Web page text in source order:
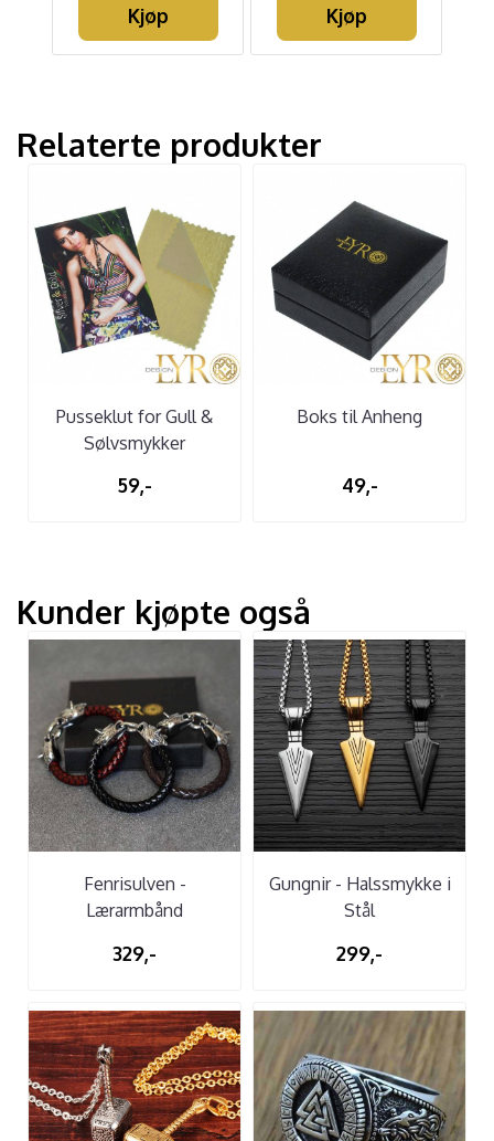
Kjøp Kjøp
Relaterte produkter
Pusseklut for Gull &
Sølvsmykker
59,-
Boks til Anheng
49,-
Kunder kjøpte også
Fenrisulven -
Lærarmbånd
329,-
Gungnir - Halssmykke i
Stål
299,-